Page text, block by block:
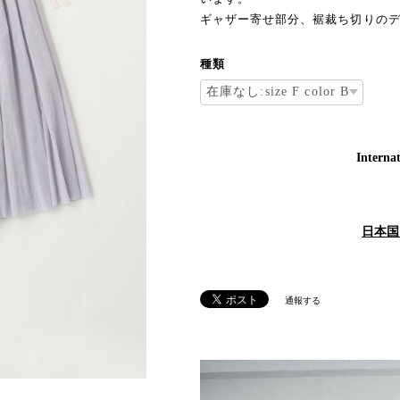
ギャザー寄せ部分、裾裁ち切りの
種類
日本
通報する